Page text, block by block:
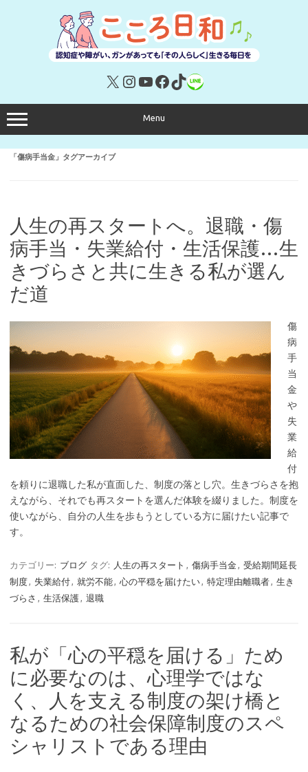
X Instagram
YouTube
Facebook
TikTok
リンク
Menu
「傷病手当金 」タグアーカイブ
人生の再スタートへ。退職・傷
病手当・失業給付・生活保護…生
きづらさと共に生きる私が選ん
だ道
傷
病
手
当
金
や
失
業
給
付
を頼りに退職した私が直面した、制度の落とし穴。生きづらさを抱
えながら、それでも再スタートを選んだ体験を綴りました。制度を
使いながら、自分の人生を歩もうとしている方に届けたい記事で
す。
カテゴリー: ブログ タグ: 人生の再スタート , 傷病手当金, 受給期間延長
制度, 失業給付, 就労不能, 心の平穏を届けたい, 特定理由離職者, 生き
づらさ , 生活保護, 退職
私が「心の平穏を届ける」ため
に必要なのは、心理学ではな
く、人を支える制度の架け橋と
なるための社会保障制度のスペ
シャリストである理由